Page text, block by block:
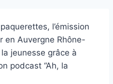
l’émission
en Auvergne Rhône-
la jeunesse grâce à
podcast “Ah, la